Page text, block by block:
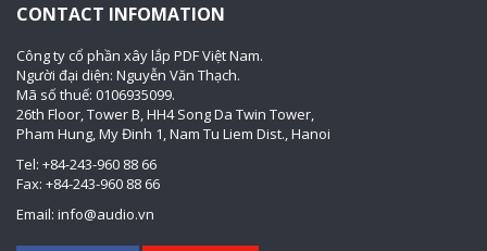
CONTACT INFOMATION
Công ty cổ phần xây lắp PDF Việt Nam.
Người đại diện: Nguyễn Văn Thạch.
Mã số thuế: 0106935099.
26th Floor, Tower B, HH4 Song Da Twin Tower,
Pham Hung, My Đinh 1, Nam Tu Liem Dist., Hanoi
Tel: +84-243-960 88 66
Fax: +84-243-960 88 66
Email: info@audio.vn